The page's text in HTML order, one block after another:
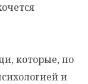
которые, по
и